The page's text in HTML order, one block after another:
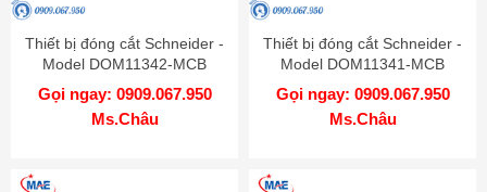
Thiết bị đóng cắt Schneider -
Model DOM11342-MCB
Gọi ngay: 0909.067.950
Ms.Châu
Thiết bị đóng cắt Schneider -
Model DOM11341-MCB
Gọi ngay: 0909.067.950
Ms.Châu